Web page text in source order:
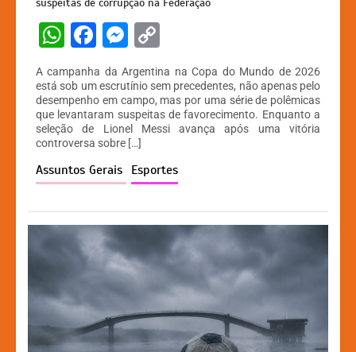
suspeitas de corrupção na Federação
W
at
s
A
p
p
F
a
c
e
b
o
o
k
M
s
s
e
n
g
er
p
y
Li
n
k
A campanha da Argentina na Copa do Mundo de 2026
está sob um escrutínio sem precedentes, não apenas pelo
desempenho em campo, mas por uma série de polêmicas
que levantaram suspeitas de favorecimento. Enquanto a
seleção de Lionel Messi avança após uma vitória
controversa sobre […]
Assuntos Gerais Esportes